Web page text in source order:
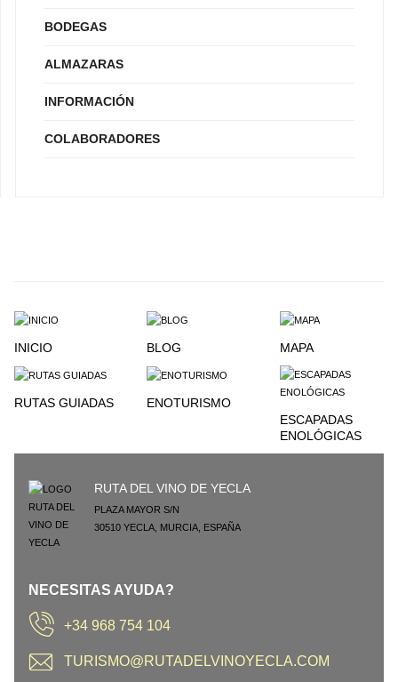
BODEGAS
ALMAZARAS
INFORMACIÓN
COLABORADORES
INICIO BLOG MAPA
RUTAS GUIADAS
ENOTURISMO
ESCAPADAS
ENOLÓGICAS
RUTA DEL VINO DE YECLA
PLAZA MAYOR S/N
30510 YECLA MURCIA ESPAÑA
NECESITAS AYUDA?
+34 968 754 104
TURISMO@RUTADELVINOYECLA.COM